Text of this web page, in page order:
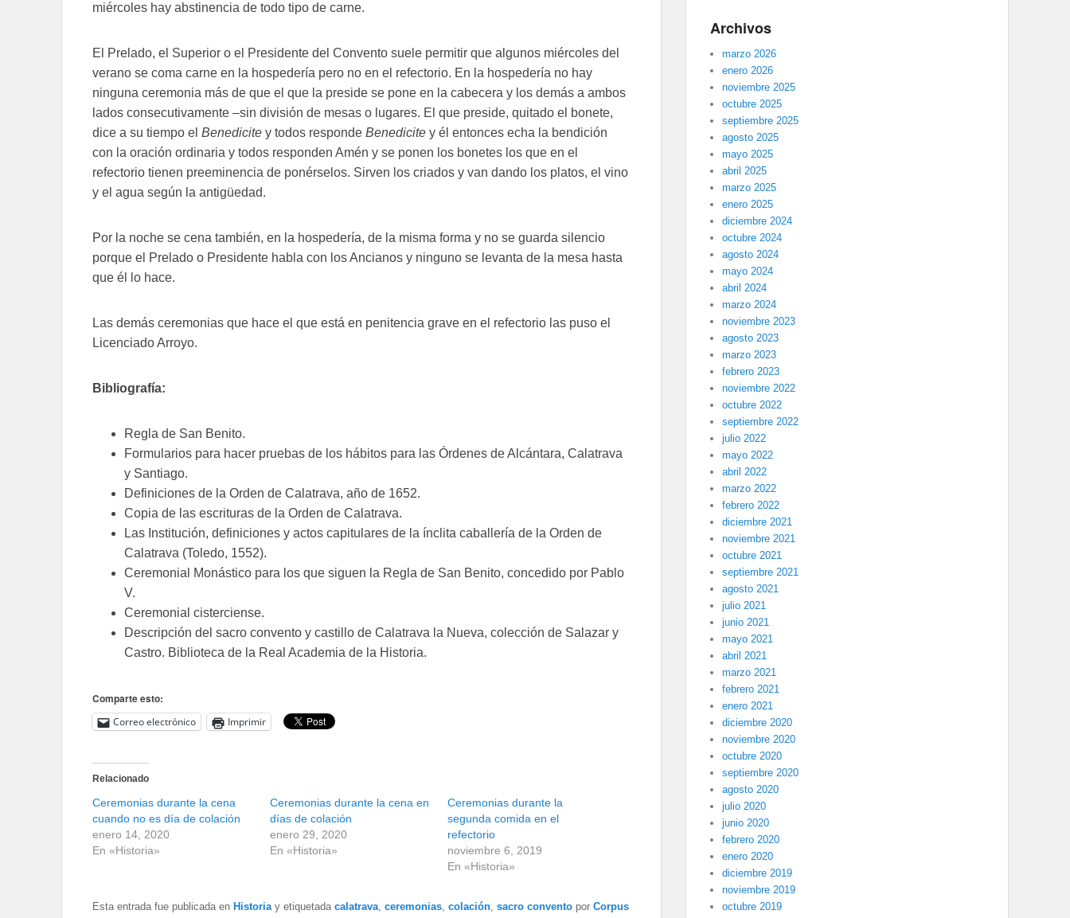
miércoles hay abstinencia de todo tipo de carne.
El Prelado, el Superior o el Presidente del Convento suele permitir que algunos miércoles del
verano se coma carne en la hospedería pero no en el refectorio. En la hospedería no hay
ninguna ceremonia más de que el que la preside se pone en la cabecera y los demás a ambos
lados consecutivamente –sin división de mesas o lugares. El que preside, quitado el bonete,
dice a su tiempo el Benedicite y todos responde Benedicite y él entonces echa la bendición
con la oración ordinaria y todos responden Amén y se ponen los bonetes los que en el
refectorio tienen preeminencia de ponérselos. Sirven los criados y van dando los platos, el vino
y el agua según la antigüedad.
Por la noche se cena también, en la hospedería, de la misma forma y no se guarda silencio
porque el Prelado o Presidente habla con los Ancianos y ninguno se levanta de la mesa hasta
que él lo hace.
Las demás ceremonias que hace el que está en penitencia grave en el refectorio las puso el
Licenciado Arroyo.
Bibliografía:
Regla de San Benito.
Formularios para hacer pruebas de los hábitos para las Órdenes de Alcántara, Calatrava
y Santiago.
Definiciones de la Orden de Calatrava, año de 1652.
Copia de las escrituras de la Orden de Calatrava.
Las Institución, definiciones y actos capitulares de la ínclita caballería de la Orden de
Calatrava (Toledo, 1552).
Ceremonial Monástico para los que siguen la Regla de San Benito, concedido por Pablo
V.
Ceremonial cisterciense.
Descripción del sacro convento y castillo de Calatrava la Nueva, colección de Salazar y
Castro. Biblioteca de la Real Academia de la Historia.
Comparte esto:
Correo electrónico Imprimir
Relacionado
Ceremonias durante la cena
cuando no es día de colación
enero 14, 2020
En «Historia»
Ceremonias durante la cena en
días de colación
enero 29, 2020
En «Historia»
Ceremonias durante la
segunda comida en el
refectorio
noviembre 6, 2019
En «Historia»
Esta entrada fue publicada en Historiay etiquetada calatrava, ceremonias, colación, sacro convento por Corpus
Archivos
marzo 2026
enero 2026
noviembre 2025
octubre 2025
septiembre 2025
agosto 2025
mayo 2025
abril 2025
marzo 2025
enero 2025
diciembre 2024
octubre 2024
agosto 2024
mayo 2024
abril 2024
marzo 2024
noviembre 2023
agosto 2023
marzo 2023
febrero 2023
noviembre 2022
octubre 2022
septiembre 2022
julio 2022
mayo 2022
abril 2022
marzo 2022
febrero 2022
diciembre 2021
noviembre 2021
octubre 2021
septiembre 2021
agosto 2021
julio 2021
junio 2021
mayo 2021
abril 2021
marzo 2021
febrero 2021
enero 2021
diciembre 2020
noviembre 2020
octubre 2020
septiembre 2020
agosto 2020
julio 2020
junio 2020
febrero 2020
enero 2020
diciembre 2019
noviembre 2019
octubre 2019